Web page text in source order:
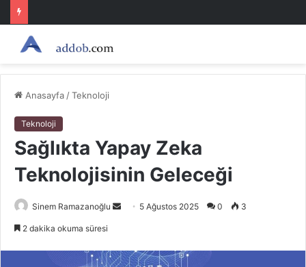
Anasayfa /Teknoloji
Teknoloji
Sağlıkta Yapay Zeka
Teknolojisinin Geleceği
Sinem Ramazanoğlu
Bir
göndermek
5 Ağustos 2025 0 3
2 dakika okuma süresi